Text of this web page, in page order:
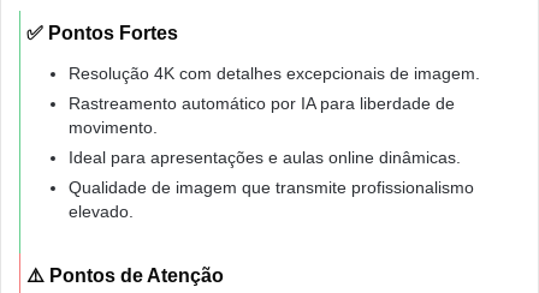
✅ Pontos Fortes
Resolução 4K com detalhes excepcionais de imagem.
Rastreamento automático por IA para liberdade de
movimento.
Ideal para apresentações e aulas online dinâmicas.
Qualidade de imagem que transmite profissionalismo
elevado.
⚠️ Pontos de Atenção